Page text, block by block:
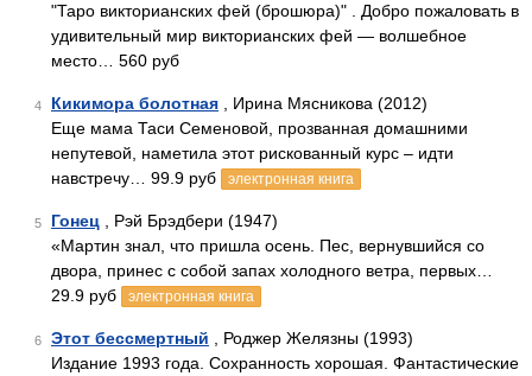
"Таро викторианских фей (брошюра)" . Добро пожаловать в
удивительный мир викторианских фей — волшебное
место… 560 руб
4 Кикимора болотная , Ирина Мясникова (2012)
Еще мама Таси Семеновой, прозванная домашними
непутевой, наметила этот рискованный курс – идти
навстречу… 99.9 руб
электронная книга
5 Гонец , Рэй Брэдбери (1947)
«Мартин знал, что пришла осень. Пес, вернувшийся со
двора, принес с собой запах холодного ветра, первых…
29.9 руб
электронная книга
6 Этот бессмертный , Роджер Желязны (1993)
Издание 1993 года. Сохранность хорошая. Фантастические